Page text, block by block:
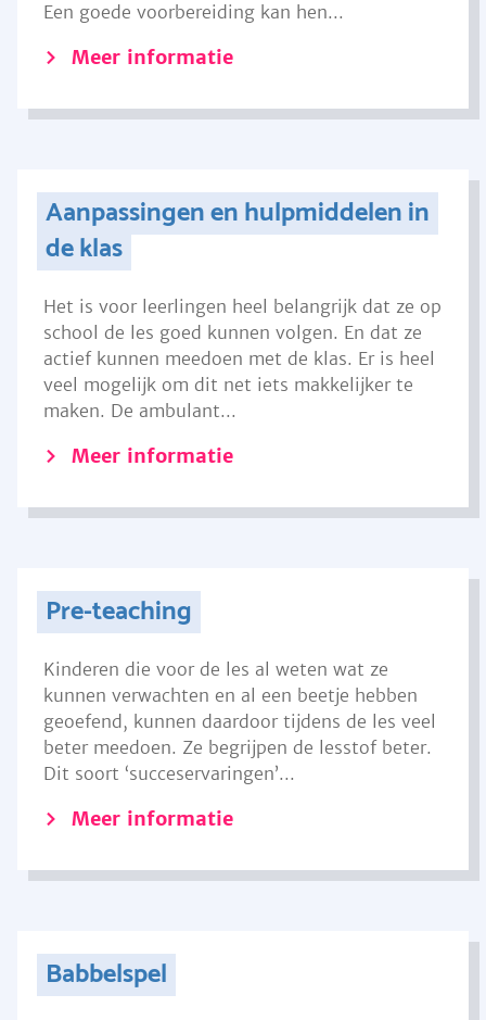
Een goede voorbereiding kan hen...
Meer informatie
Aanpassingen en hulpmiddelen in
de klas
Het is voor leerlingen heel belangrijk dat ze op
school de les goed kunnen volgen. En dat ze
actief kunnen meedoen met de klas. Er is heel
veel mogelijk om dit net iets makkelijker te
maken. De ambulant...
Meer informatie
Pre-teaching
Kinderen die voor de les al weten wat ze
kunnen verwachten en al een beetje hebben
geoefend, kunnen daardoor tijdens de les veel
beter meedoen. Ze begrijpen de lesstof beter.
Dit soort ‘succeservaringen’...
Meer informatie
Babbelspel